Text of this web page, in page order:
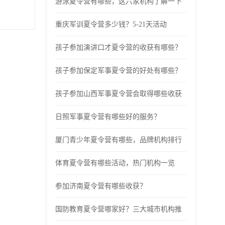
重庆军训夏令营多少钱？5-21天活动
孩子参加演讲口才夏令营的收获有哪些？
孩子参加保定军事夏令营的好处有哪些？
孩子参加山西军事夏令营会取得哪些收获
日照军事夏令营有哪些好的服务？
厦门青少年夏令营有哪些，品牌机构排行
体育夏令营有哪些活动，热门机构一览
参加济南夏令营有哪些收获？
国防教育夏令营哪家好？三大城市机构推